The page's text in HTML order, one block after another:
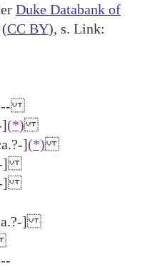
Duke Databank of
(CC BY), s. Link:
--
](*)
](*)
]
]
ca.?-]